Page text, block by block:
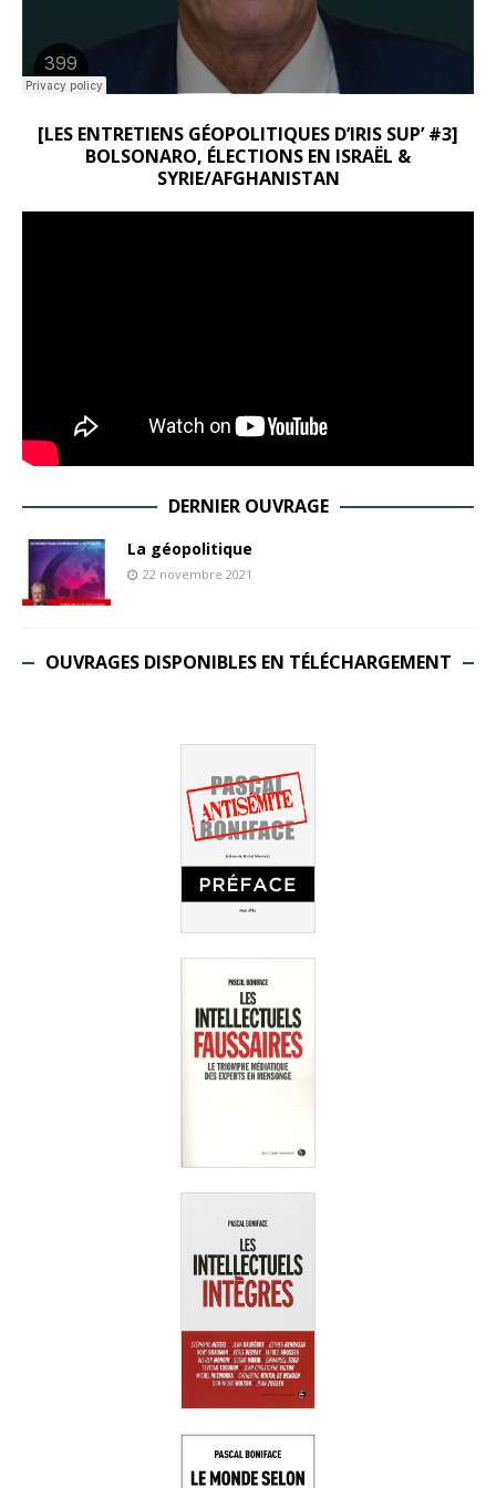
[LES ENTRETIENS GÉOPOLITIQUES D’IRIS SUP’ #3]
BOLSONARO, ÉLECTIONS EN ISRAËL &
SYRIE/AFGHANISTAN
DERNIER OUVRAGE
La géopolitique
22 novembre 2021
OUVRAGES DISPONIBLES EN TÉLÉCHARGEMENT